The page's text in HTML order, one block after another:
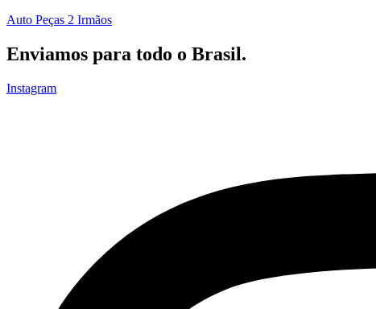
Auto Peças 2 Irmãos
Enviamos para todo o Brasil.
Instagram